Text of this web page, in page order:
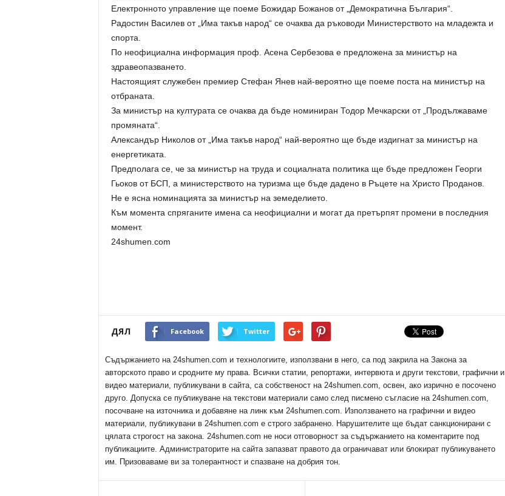
Електронното управление ще поеме Божидар Божанов от „Демократична България“.
Радостин Василев от „Има такъв народ“ се очаква да ръководи Министерството на младежта и
спорта.
По неофициална информация проф. Асена Сербезова е предложена за министър на
здравеопазването.
Настоящият служебен премиер Стефан Янев най-вероятно ще поеме поста на министър на
отбраната.
За министър на културата се очаква да бъде номиниран Тодор Мечкарски от „Продължаваме
промяната“.
Александър Николов от „Има такъв народ“ най-вероятно ще бъде издигнат за министър на
енергетиката.
Предполага се, че за министър на труда и социалната политика ще бъде предложен Георги
Гьоков от БСП, а министерството на туризма ще бъде дадено в Ръцете на Христо Проданов.
Не е ясна номинацията за министър на земеделието.
Към момента спряганите имена са неофициални и могат да претърпят промени в последния
момент.
24shumen.com
ДЯЛ Facebook Twitter
Съдържанието на 24shumen.com и технологиите, използвани в него, са под закрила на Закона за
авторското право и сродните му права. Всички статии, репортажи, интервюта и други текстови, графични и
видео материали, публикувани в сайта, са собственост на 24shumen.com, освен, ако изрично е посочено
друго. Допуска се публикуване на текстови материали само след писмено съгласие на 24shumen.com,
посочване на източника и добавяне на линк към 24shumen.com. Използването на графични и видео
материали, публикувани в 24shumen.com е строго забранено. Нарушителите ще бъдат санкционирани с
цялата строгост на закона. 24shumen.com не носи отговорност за съдържанието на коментарите под
публикациите. Администраторите на сайта запазват правото да ограничават или блокират публикуването
им. Призоваваме ви за толерантност и спазване на добрия тон.